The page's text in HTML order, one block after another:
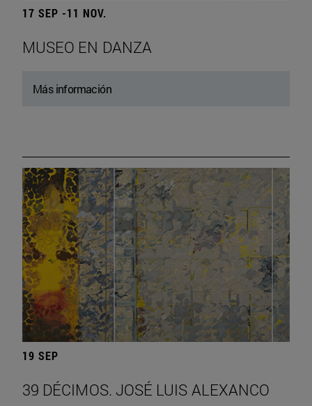
17 SEP -11 NOV.
MUSEO EN DANZA
Más información
19 SEP
39 DÉCIMOS. JOSÉ LUIS ALEXANCO